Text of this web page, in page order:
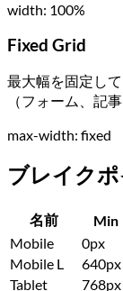
width: 100%
Fixed Grid
最大幅を固定し
（フォーム、記
max-width: fixed
ブレイク
名前 Min
Mobile
0px
Mobile L
640px
Tablet
768px